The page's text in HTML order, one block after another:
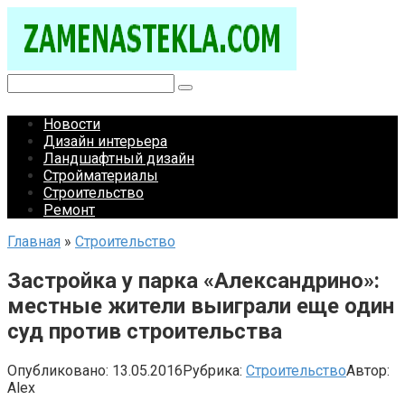
контенту
Новости
Дизайн интерьера
Ландшафтный дизайн
Стройматериалы
Строительство
Ремонт
Главная » Строительство
Застройка у парка «Александрино»:
местные жители выиграли еще один
суд против строительства
Опубликовано: 13.05.2016Рубрика: СтроительствоАвтор:
Alex